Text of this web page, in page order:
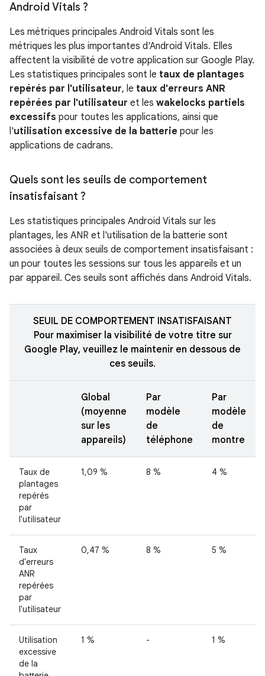
Android Vitals ?
Les métriques principales Android Vitals sont les
métriques les plus importantes d'Android Vitals. Elles
affectent la visibilité de votre application sur Google Play.
Les statistiques principales sont le taux de plantages
repérés par l'utilisateur, le taux d'erreurs ANR
repérées par l'utilisateur et les wakelocks partiels
excessifs pour toutes les applications, ainsi que
l'utilisation excessive de la batterie pour les
applications de cadrans.
Quels sont les seuils de comportement
insatisfaisant ?
Les statistiques principales Android Vitals sur les
plantages, les ANR et l'utilisation de la batterie sont
associées à deux seuils de comportement insatisfaisant :
un pour toutes les sessions sur tous les appareils et un
par appareil. Ces seuils sont affichés dans Android Vitals.
SEUIL DE COMPORTEMENT INSATISFAISANT
Pour maximiser la visibilité de votre titre sur
Google Play, veuillez le maintenir en dessous de
ces seuils.
Global
(moyenne
sur les
appareils)
Par
modèle
de
téléphone
Par
modèle
de
montre
Taux de
plantages
repérés
par
l'utilisateur
1,09 % 8 % 4 %
Taux
d'erreurs
ANR
repérées
par
l'utilisateur
0,47 % 8 % 5 %
Utilisation
excessive
de la
1 % - 1 %